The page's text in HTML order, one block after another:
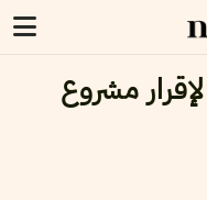
مشروع